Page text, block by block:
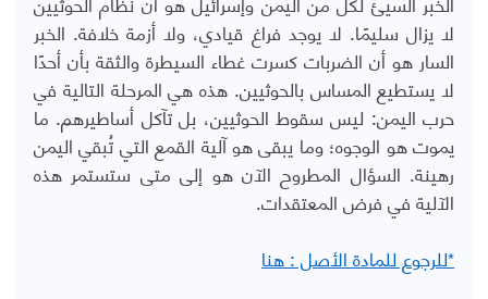
لا يزال سليمًا. لا يوجد فراغ قيادي، ولا أزمة خلافة. الخبر
السار هو أن الضربات كسرت غطاء السيطرة والثقة بأن أحدًا
لا يستطيع المساس بالحوثيين. هذه هي المرحلة التالية في
حرب اليمن: ليس سقوط الحوثيين، بل تآكل أساطيرهم. ما
يموت هو الوجوه؛ وما يبقى هو آلية القمع التي تُبقي اليمن
رهينة. السؤال المطروح الآن هو إلى متى ستستمر هذه
الآلية في فرض المعتقدات.
*للرجوع للمادة الأصل : هنا